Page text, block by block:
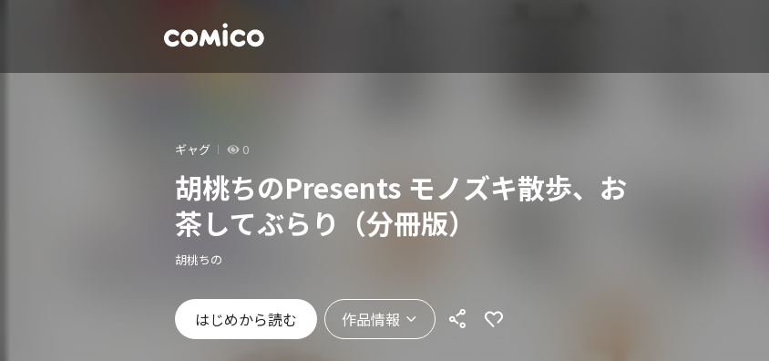
ギャグ 0
胡桃ちのPresents モノズキ散歩、お
茶してぶらり（分冊版）
胡桃ちの
はじめから読む 作品情報